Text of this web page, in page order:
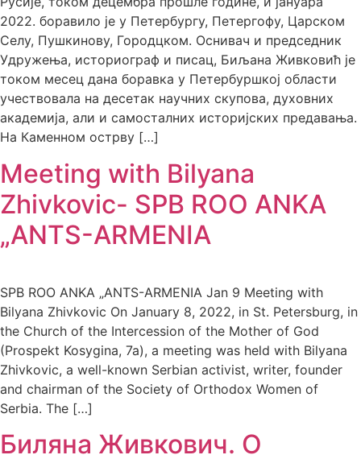
2022. боравило је у Петербургу, Петергофу, Царском
Селу, Пушкинову, Городцком. Оснивач и председник
Удружења, историограф и писац, Биљана Живковић је
током месец дана боравка у Петербуршкој области
учествовала на десетак научних скупова, духовних
академија, али и самосталних историјских предавања.
На Каменном острву […]
Meeting with Bilyana
Zhivkovic- SPB ROO ANKA
„ANTS-ARMENIA
SPB ROO ANKA „ANTS-ARMENIA Jan 9 Meeting with
Bilyana Zhivkovic On January 8, 2022, in St. Petersburg, in
the Church of the Intercession of the Mother of God
(Prospekt Kosygina, 7a), a meeting was held with Bilyana
Zhivkovic, a well-known Serbian activist, writer, founder
and chairman of the Society of Orthodox Women of
Serbia. The […]
Биляна Живкович. О